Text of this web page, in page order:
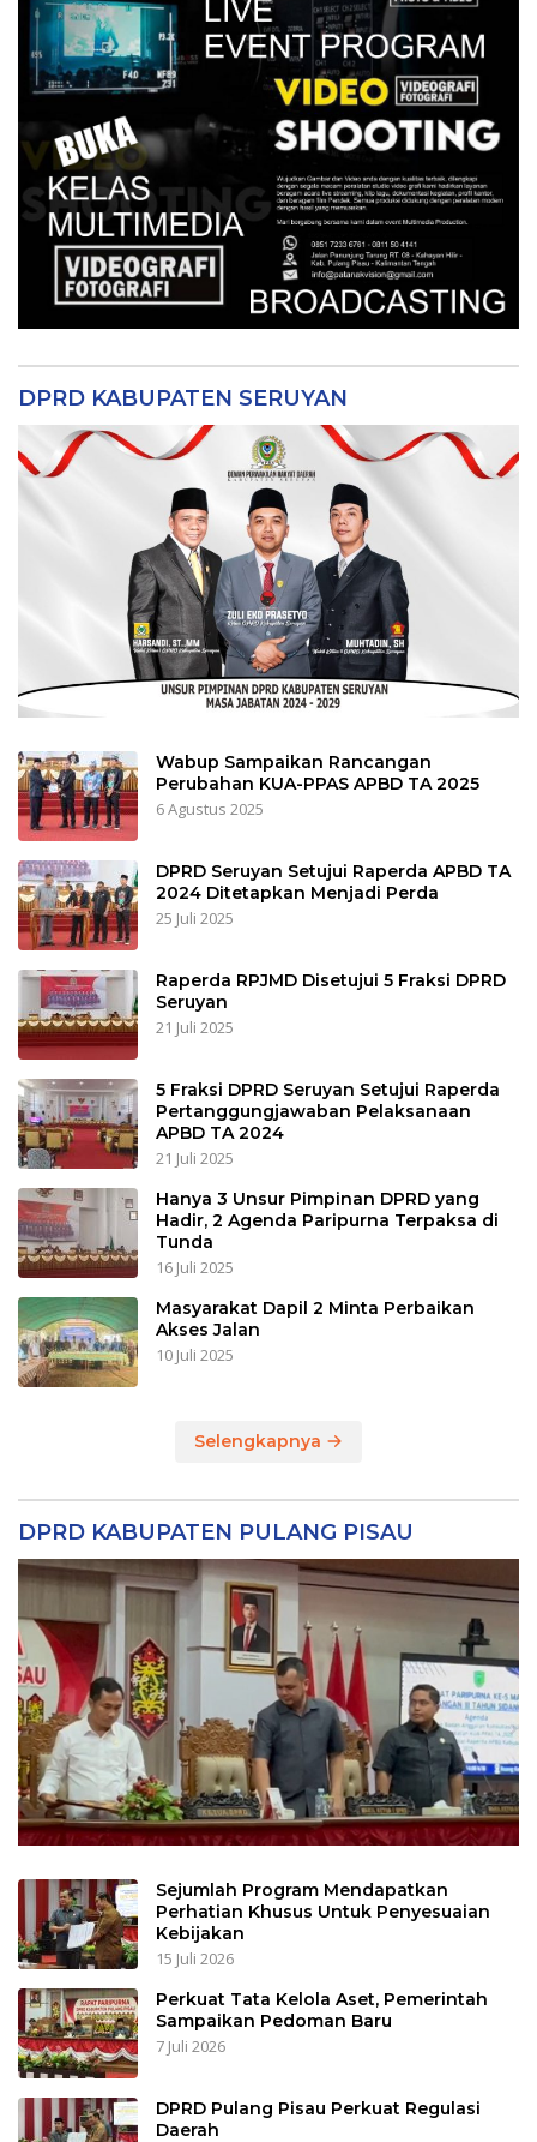
DPRD KABUPATEN SERUYAN
Wabup Sampaikan Rancangan
Perubahan KUA-PPAS APBD TA 2025
6 Agustus 2025
DPRD Seruyan Setujui Raperda APBD TA
2024 Ditetapkan Menjadi Perda
25 Juli 2025
Raperda RPJMD Disetujui 5 Fraksi DPRD
Seruyan
21 Juli 2025
5 Fraksi DPRD Seruyan Setujui Raperda
Pertanggungjawaban Pelaksanaan
APBD TA 2024
21 Juli 2025
Hanya 3 Unsur Pimpinan DPRD yang
Hadir, 2 Agenda Paripurna Terpaksa di
Tunda
16 Juli 2025
Masyarakat Dapil 2 Minta Perbaikan
Akses Jalan
10 Juli 2025
Selengkapnya
DPRD KABUPATEN PULANG PISAU
Sejumlah Program Mendapatkan
Perhatian Khusus Untuk Penyesuaian
Kebijakan
15 Juli 2026
Perkuat Tata Kelola Aset, Pemerintah
Sampaikan Pedoman Baru
7 Juli 2026
DPRD Pulang Pisau Perkuat Regulasi
Daerah